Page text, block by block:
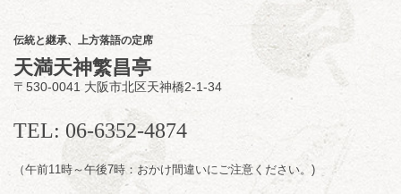
／桂力造「桃太郎」「本膳」／桂二豆「開口
開演：午前10時（9時30分 開場
）
前売2,000円 当日 2,500円
お問合せ：智之介・力造 二人会事務局 090-
7762-6268
伝統と継承、上方落語の定席
天満天神繁昌亭
〒530-0041 大阪市北区天神橋2-1-34
TEL: 06-6352-4874
（午前11時～午後7時：おかけ間違いにご注意ください。)